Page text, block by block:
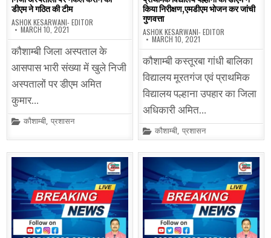
डीएम ने गठित की टीम
ASHOK KESARWANI- EDITOR
MARCH 10, 2021
कौशाम्बी जिला अस्पताल के
आसपास भारी संख्या में खुले निजी
अस्पतालों पर डीएम अमित
कुमार…
Posted
कौशाम्बी,प्रशासन
किया निरीक्षण,एमडीएम भोजन कर जांची
गुणवत्ता
ASHOK KESARWANI- EDITOR
MARCH 10, 2021
कौशाम्बी कस्तूरबा गांधी बालिका
विद्यालय मूरतगंज एवं प्राथमिक
विद्यालय पल्हाना उपहार का जिला
अधिकारी अमित…
Posted
in
कौशाम्बी,प्रशासन